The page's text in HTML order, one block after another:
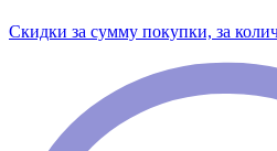
Скидки за сумму покупки, за